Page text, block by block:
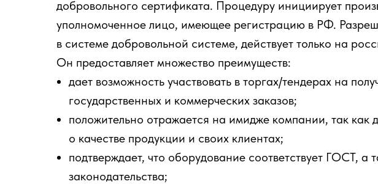
добровольного сертификата. Процедуру инициирует
уполномоченное лицо, имеющее регистрацию в РФ.
в системе добровольной системе, действует только на
Он предоставляет множество преимуществ:
дает возможность участвовать в торгах/тендерах на
государственных и коммерческих заказов;
положительно отражается на имидже компании, так как
о качестве продукции и своих клиентах;
подтверждает, что оборудование соответствует ГОСТ, а
законодательства;